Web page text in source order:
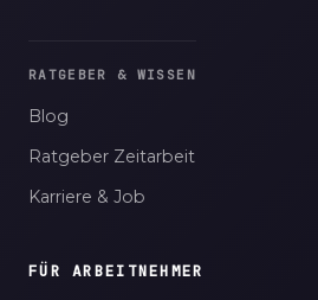
RATGEBER & WISSEN
Blog
Ratgeber Zeitarbeit
Karriere & Job
FÜR ARBEITNEHMER